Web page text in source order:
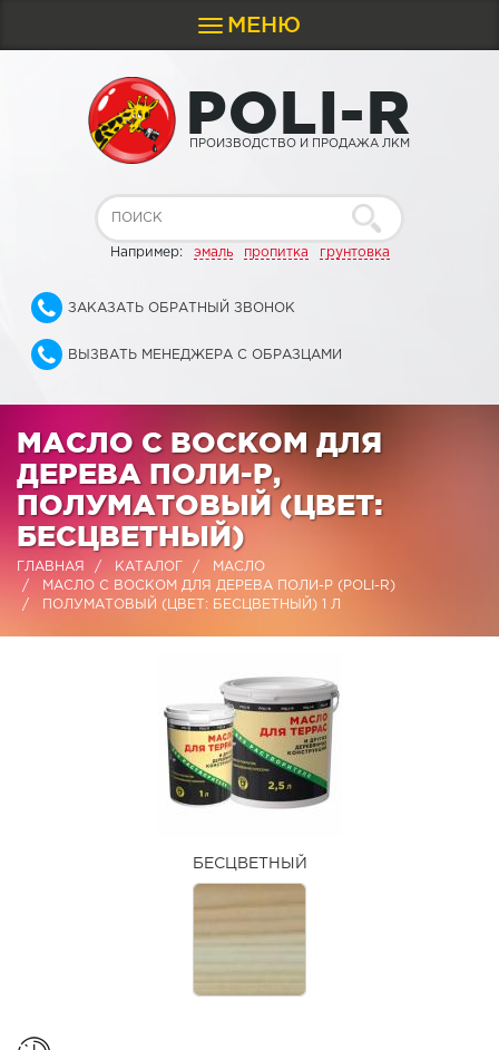
Toggle
navigation
МЕНЮ
POLI-R
ПРОИЗВОДСТВО И ПРОДАЖА ЛКМ
Например: эмаль пропитка грунтовка
ЗАКАЗАТЬ ОБРАТНЫЙ ЗВОНОК
ВЫЗВАТЬ МЕНЕДЖЕРА С ОБРАЗЦАМИ
МАСЛО С ВОСКОМ ДЛЯ
ДЕРЕВА ПОЛИ-Р,
ПОЛУМАТОВЫЙ (ЦВЕТ:
БЕСЦВЕТНЫЙ)
ГЛАВНАЯ КАТАЛОГ
МАСЛО
МАСЛО С ВОСКОМ ДЛЯ ДЕРЕВА ПОЛИ-Р (POLI-R)
ПОЛУМАТОВЫЙ (ЦВЕТ: БЕСЦВЕТНЫЙ) 1 Л
БЕСЦВЕТНЫЙ